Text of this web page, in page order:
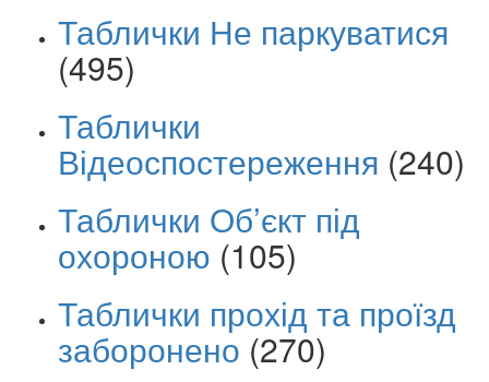
Таблички Не паркуватися
(495)
Таблички
Відеоспостереження (240)
Таблички Об’єкт під
охороною (105)
Таблички прохід та проїзд
заборонено (270)